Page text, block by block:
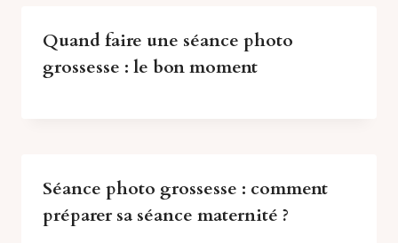
Quand faire une séance photo
grossesse : le bon moment
Séance photo grossesse : comment
préparer sa séance maternité ?